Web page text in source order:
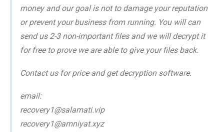
money and our goal is not to damage your reputation
or prevent your business from running. You will can
send us 2-3 non-important files and we will decrypt it
for free to prove we are able to give your files back.
Contact us for price and get decryption software.
email:
recovery1@salamati.vip
recovery1@amniyat.xyz